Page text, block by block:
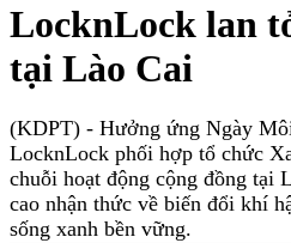
LocknLock lan
tại Lào Cai
(KDPT) - Hưởng ứng Ngày
LocknLock phối hợp tổ chức
chuỗi hoạt động cộng đồng tại
cao nhận thức về biến đổi khí
sống xanh bền vững.